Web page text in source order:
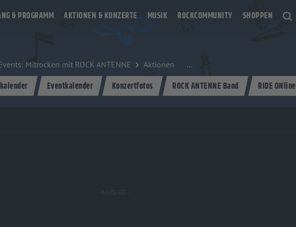
& PROGRAMM AKTIONEN & KONZERTE MUSIK ROCKCOMMUNITY SHOPPEN
Mitrocken mit ROCK ANTENNE Aktionen
Eventkalender Konzertfotos ROCK ANTENNE Band RIDE ONline